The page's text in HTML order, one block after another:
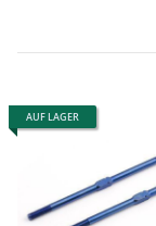
AUF LAGER